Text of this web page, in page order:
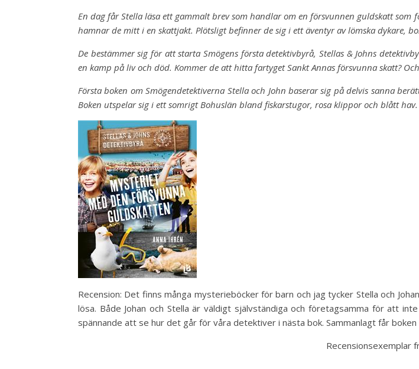
En dag får Stella läsa ett gammalt brev som handlar om en försvunnen guldskatt
hamnar de mitt i en skattjakt. Plötsligt befinner de sig i ett äventyr av lömska dykare,
De bestämmer sig för att starta Smögens första detektivbyrå, Stellas & Johns
en kamp på liv och död. Kommer de att hitta fartyget Sankt Annas försvunna skatt?
Första boken om Smögendetektiverna Stella och John baserar sig på delvis sanna
Boken utspelar sig i ett somrigt Bohuslän bland fiskarstugor, rosa klippor och blått
Recension: Det finns många mysterieböcker för barn och jag tycker Stella och
lösa. Både Johan och Stella är väldigt självständiga och företagsamma för att
spännande att se hur det går för våra detektiver i nästa bok. Sammanlagt får boken
Recensionsexemplar